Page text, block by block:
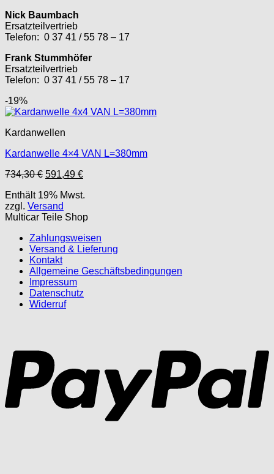
Nick Baumbach
Ersatzteilvertrieb
Telefon: 0 37 41 / 55 78 – 17
Frank Stummhöfer
Ersatzteilvertrieb
Telefon: 0 37 41 / 55 78 – 17
-19%
Kardanwellen
Kardanwelle 4×4 VAN L=380mm
734,30€ Ursprünglicher
war:
734,30 €
591,49 €Aktueller
ist:
Enthält 19% Mwst.
zzgl. Versand
Multicar Teile Shop
Zahlungsweisen
Versand & Lieferung
Kontakt
Allgemeine Geschäftsbedingungen
Impressum
Datenschutz
Widerruf